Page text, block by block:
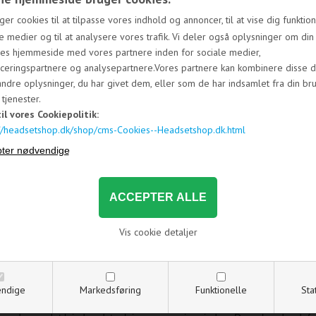
cookies til at tilpasse vores indhold og annoncer, til at vise dig
medier og til at analysere vores trafik. Vi deler også oplysninger om din
hjemmeside med vores partnere inden for sociale medier,
og analysepartnere.Vores partnere kan kombinere disse
oplysninger, du har givet dem, eller som de har indsamlet fra din
vores Cookiepolitik:
headsetshop.dk/shop/cms-Cookies--Headsetshop.dk.html
Markedsføring Funktionelle
Vis cookie detaljer
500 kronerpr. døgn
ganges med faktoren anført nedenfor:
varighed
- faktor 1
- faktor 1,5
- faktor 2
du at leje vores produkter i flere dage? Eller skal du bruge
tilbud til netop dit arrangement.
eller ring til os på 32950797, så
er inkl. levering i DK (ekskl. Færøerne og Grønland). En